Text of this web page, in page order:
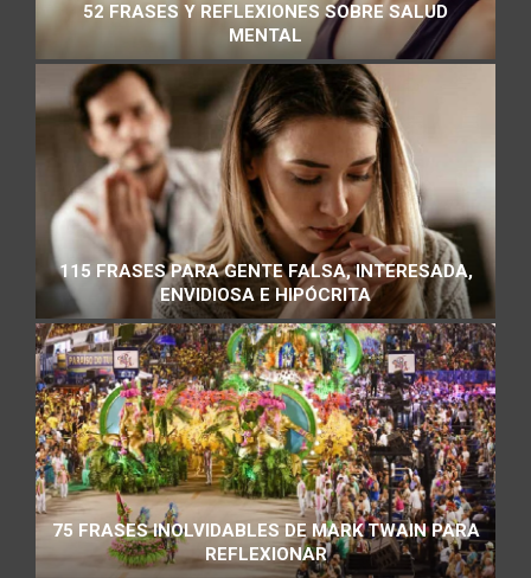
52 FRASES Y REFLEXIONES SOBRE SALUD
MENTAL
115 FRASES PARA GENTE FALSA, INTERESADA,
ENVIDIOSA E HIPÓCRITA
75 FRASES INOLVIDABLES DE MARK TWAIN PARA
REFLEXIONAR